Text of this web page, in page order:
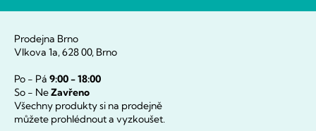
Prodejna Brno
Vlkova 1a, 628 00, Brno
Po - Pá 9:00 - 18:00
So - NeZavřeno
Všechny produkty si na prodejně
můžete prohlédnout a vyzkoušet.